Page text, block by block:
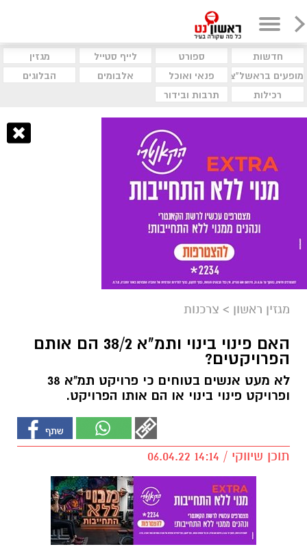
חדשות ספורט לייף סטייל
מגזין
מופעים בראשל"צ
פנאי ואוכל אלבומים
הבלוגים
רכילות
תרבות ובידור
מגזין ראשון > צרכנות
האם פינוי בינוי ותמ"א 38/2 הם אותם
הפרויקטים?
לא מעט אנשים בטוחים כי פרויקט תמ"א 38
ופרויקט פינוי בינוי או הם אותו הפרויקט.
תוכן שיווקי / 14:14 06.04.22